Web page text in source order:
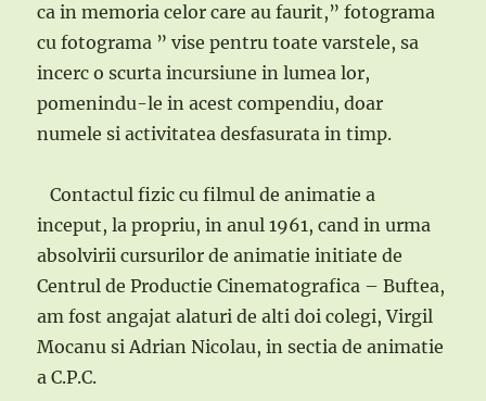
ca in memoria celor care au faurit,” fotograma
cu fotograma ” vise pentru toate varstele, sa
incerc o scurta incursiune in lumea lor,
pomenindu-le in acest compendiu, doar
numele si activitatea desfasurata in timp.
Contactul fizic cu filmul de animatie a
inceput, la propriu, in anul 1961, cand in urma
absolvirii cursurilor de animatie initiate de
Centrul de Productie Cinematografica – Buftea,
am fost angajat alaturi de alti doi colegi, Virgil
Mocanu si Adrian Nicolau, in sectia de animatie
a C.P.C.